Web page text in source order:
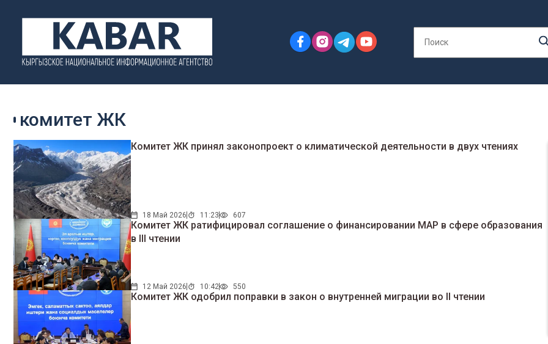
комитет ЖК
Комитет ЖК принял законопроект о климатической деятельности в двух чтениях
18 Май 2026 11:23 607
Комитет ЖК ратифицировал соглашение о финансировании МАР в сфере образования
в III чтении
12 Май 2026 10:42 550
Комитет ЖК одобрил поправки в закон о внутренней миграции во II чтении